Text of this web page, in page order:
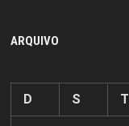
ARQUIVO
D
S T